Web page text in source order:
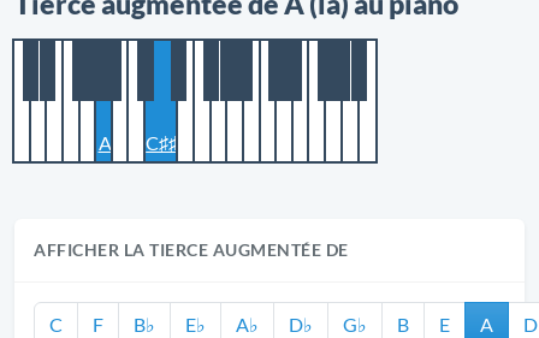
A C♯♯
AFFICHER LA TIERCE AUGMENTÉE DE
C F B♭ E♭ A♭ D♭ G♭ B E A D